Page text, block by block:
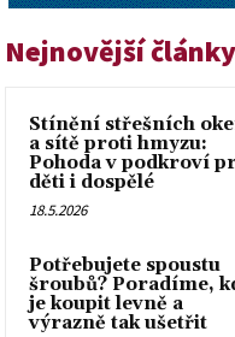
Nejnovější články
Stínění střešních
a sítě proti hmyzu:
Pohoda v podkroví
děti i dospělé
18.5.2026
Potřebujete spoustu
šroubů? Poradíme,
je koupit levně a
výrazně tak ušetřit